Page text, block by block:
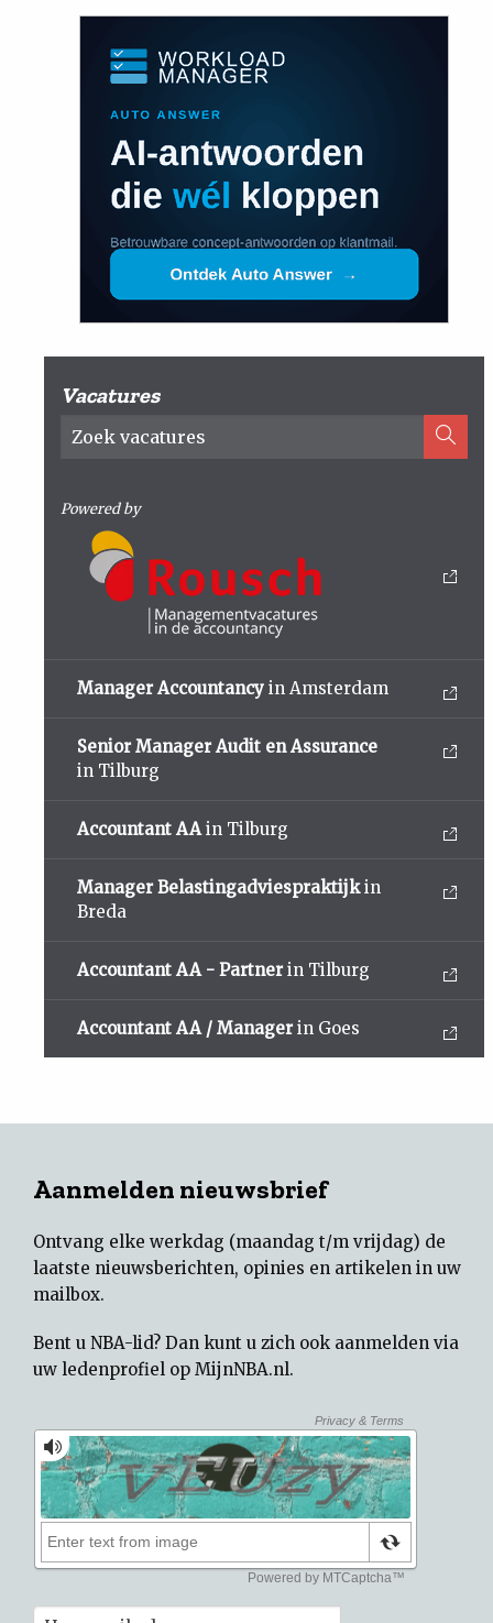
Vacatures
Powered by
Manager Accountancy in Amsterdam
Senior Manager Audit en Assurance
in Tilburg
Accountant AA in Tilburg
Manager Belastingadviespraktijkin
Breda
Accountant AA - Partner in Tilburg
Accountant AA / Manager in Goes
Aanmelden nieuwsbrief
Ontvang elke werkdag (maandag t/m vrijdag) de
laatste nieuwsberichten, opinies en artikelen in uw
mailbox.
Bent u NBA-lid? Dan kunt u zich ook aanmelden via
uw ledenprofiel op MijnNBA.nl.